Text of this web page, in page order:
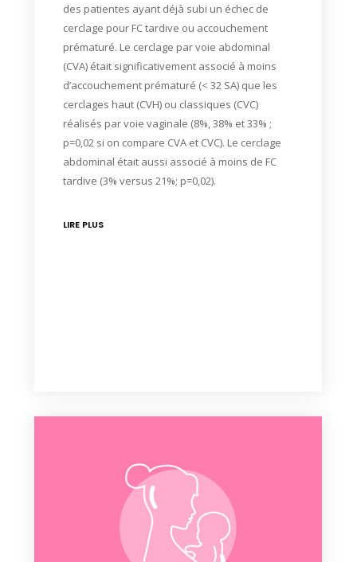
des patientes ayant déjà subi un échec de
cerclage pour FC tardive ou accouchement
prématuré. Le cerclage par voie abdominal
(CVA) était significativement associé à moins
d’accouchement prématuré (< 32 SA) que les
cerclages haut (CVH) ou classiques (CVC)
réalisés par voie vaginale (8%, 38% et 33% ;
p=0,02 si on compare CVA et CVC). Le cerclage
abdominal était aussi associé à moins de FC
tardive (3% versus 21%; p=0,02).
LIRE PLUS